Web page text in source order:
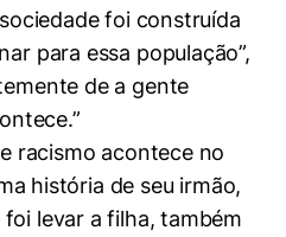
foi construída
para essa população”,
de a gente
racismo acontece no
história de seu irmão,
levar a filha, também